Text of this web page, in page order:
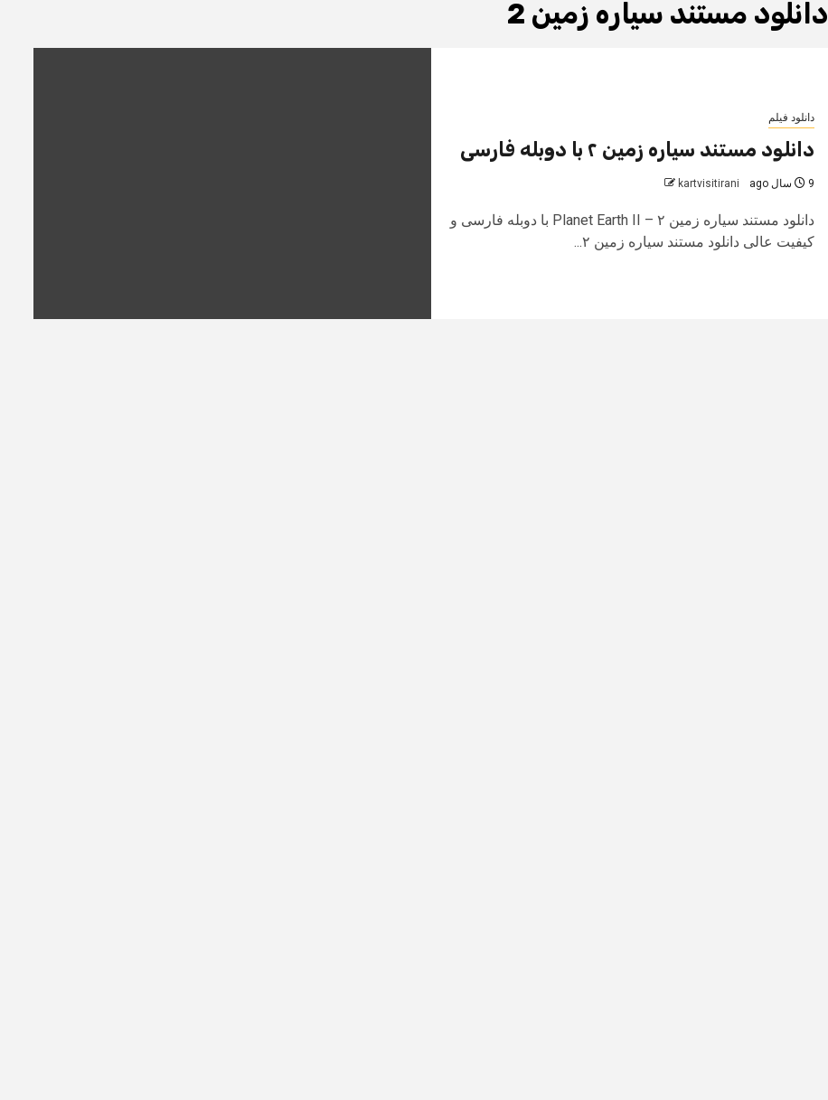
دانلود مستند سیاره زمین 2
دانلود فیلم
دانلود مستند سیاره زمین ۲ با دوبله فارسی
9 سال ago kartvisitirani
دانلود مستند سیاره زمین ۲ – Planet Earth II با دوبله فارسی و
کیفیت عالی دانلود مستند سیاره زمین ۲...